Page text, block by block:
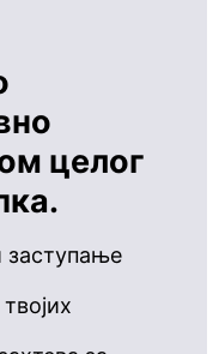
целог
заступање